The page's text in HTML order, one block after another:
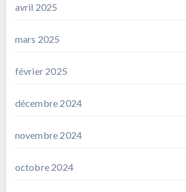
avril 2025
mars 2025
février 2025
décembre 2024
novembre 2024
octobre 2024